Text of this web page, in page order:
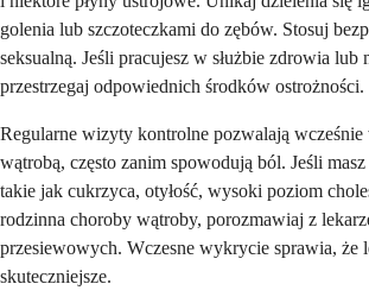
golenia lub szczoteczkami do zębów. Stosuj
seksualną. Jeśli pracujesz w służbie zdrowia lub
przestrzegaj odpowiednich środków ostrożności.
Regularne wizyty kontrolne pozwalają
wątrobą, często zanim spowodują ból. Jeśli
takie jak cukrzyca, otyłość, wysoki poziom
rodzinna choroby wątroby, porozmawiaj z
przesiewowych. Wczesne wykrycie sprawia, że
skuteczniejsze.